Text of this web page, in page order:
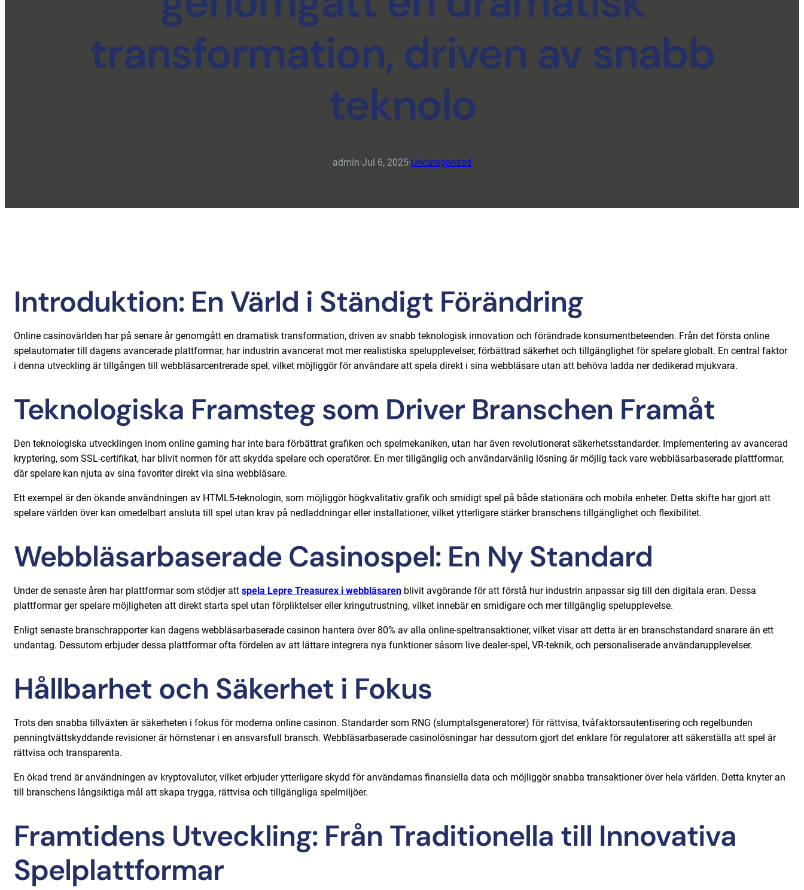
transformation, driven av snabb
teknolo
admin·Jul 6, 2025·Uncategorized
Introduktion: En Värld i Ständigt Förändring
Online casinovärlden har på senare år genomgått en dramatisk transformation, driven av snabb teknologisk innovation och förändrade konsumentbeteenden. Från det första online
spelautomater till dagens avancerade plattformar, har industrin avancerat mot mer realistiska spelupplevelser, förbättrad säkerhet och tillgänglighet för spelare globalt. En central faktor
i denna utveckling är tillgången till webbläsarcentrerade spel, vilket möjliggör för användare att spela direkt i sina webbläsare utan att behöva ladda ner dedikerad mjukvara.
Teknologiska Framsteg som Driver Branschen Framåt
Den teknologiska utvecklingen inom online gaming har inte bara förbättrat grafiken och spelmekaniken, utan har även revolutionerat säkerhetsstandarder. Implementering av avancerad
kryptering, som SSL-certifikat, har blivit normen för att skydda spelare och operatörer. En mer tillgänglig och användarvänlig lösning är möjlig tack vare webbläsarbaserade plattformar,
där spelare kan njuta av sina favoriter direkt via sina webbläsare.
Ett exempel är den ökande användningen av HTML5-teknologin, som möjliggör högkvalitativ grafik och smidigt spel på både stationära och mobila enheter. Detta skifte har gjort att
spelare världen över kan omedelbart ansluta till spel utan krav på nedladdningar eller installationer, vilket ytterligare stärker branschens tillgänglighet och flexibilitet.
Webbläsarbaserade Casinospel: En Ny Standard
Under de senaste åren har plattformar som stödjer att spela Lepre Treasurex i webbläsaren blivit avgörande för att förstå hur industrin anpassar sig till den digitala eran. Dessa
plattformar ger spelare möjligheten att direkt starta spel utan förpliktelser eller kringutrustning, vilket innebär en smidigare och mer tillgänglig spelupplevelse.
Enligt senaste branschrapporter kan dagens webbläsarbaserade casinon hantera över 80% av alla online-speltransaktioner, vilket visar att detta är en branschstandard snarare än ett
undantag. Dessutom erbjuder dessa plattformar ofta fördelen av att lättare integrera nya funktioner såsom live dealer-spel, VR-teknik, och personaliserade användarupplevelser.
Hållbarhet och Säkerhet i Fokus
Trots den snabba tillväxten är säkerheten i fokus för moderna online casinon. Standarder som RNG (slumptalsgeneratorer) för rättvisa, tvåfaktorsautentisering och regelbunden
penningtvättskyddande revisioner är hörnstenar i en ansvarsfull bransch. Webbläsarbaserade casinolösningar har dessutom gjort det enklare för regulatorer att säkerställa att spel är
rättvisa och transparenta.
En ökad trend är användningen av kryptovalutor, vilket erbjuder ytterligare skydd för användarnas finansiella data och möjliggör snabba transaktioner över hela världen. Detta knyter an
till branschens långsiktiga mål att skapa trygga, rättvisa och tillgängliga spelmiljöer.
Framtidens Utveckling: Från Traditionella till Innovativa
Spelplattformar